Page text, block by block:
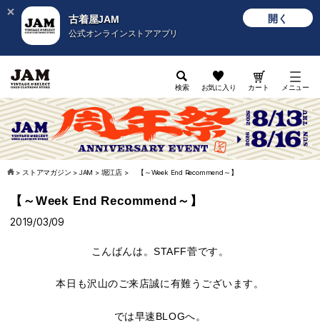
古着屋JAM
公式オンラインストアアプリ
開く
検索 お気に入り カート メニュー
> ストアマガジン > JAM > 堀江店 > 【～Week End Recommend～】
【～Week End Recommend～】
2019/03/09
こんばんは。STAFF菅です。
本日も沢山のご来店誠に有難うございます。
では早速BLOGへ。